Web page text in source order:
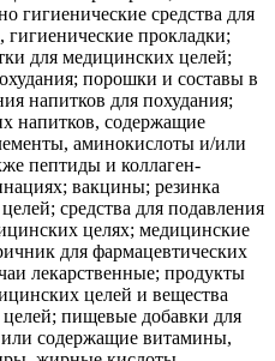
гигиенические средства для
прокладки;
для медицинских целей;
порошки и составы в
напитков для похудания;
напитков, содержащие
аминокислоты и/или
пептиды и коллаген-
вакцины; резинка
средства для подавления
целях; медицинские
для фармацевтических
лекарственные; продукты
целей и вещества
пищевые добавки для
содержащие витамины,